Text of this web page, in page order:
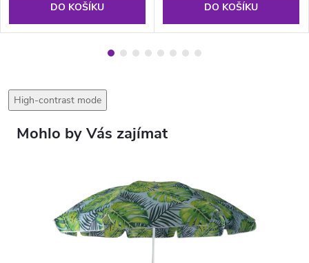
DO KOŠÍKU DO KOŠÍKU
High-contrast mode